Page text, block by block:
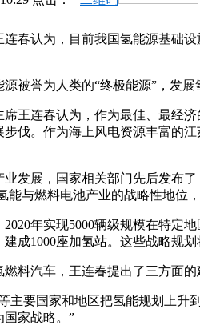
春认为，目前我国氢能源基础
被誉为人类的“终极能源”，发
王连春认为，作为最佳、最经
伐。作为海上风电资源丰富的
发展，国家相关部门先后发布
能与燃料电池产业的战略性地
年实现5000辆级规模在特定
成1000座加氢站。这些战略规
料汽车，王连春提出了三方面的
主要国家和地区把氢能规划上
国家战略。”